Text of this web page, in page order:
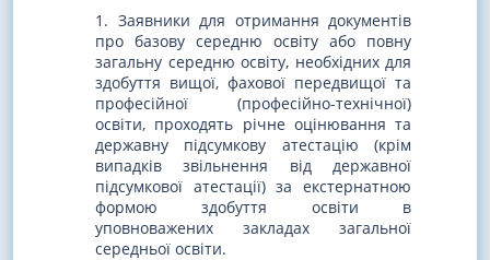
1. Заявники для отримання документів
про базову середню освіту або повну
загальну середню освіту, необхідних для
здобуття вищої, фахової передвищої та
професійної (професійно-технічної)
освіти, проходять річне оцінювання та
державну підсумкову атестацію (крім
випадків звільнення від державної
підсумкової атестації) за екстернатною
формою здобуття освіти в
уповноважених закладах загальної
середньої освіти.